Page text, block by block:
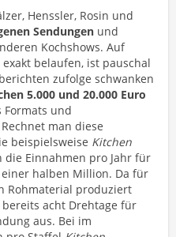
Henssler, Rosin und
Sendungen und
Kochshows. Auf
belaufen, ist pauschal
zufolge schwanken
5.000 und 20.000 Euro
Formats und
man diese
beispielsweise Kitchen
die Einnahmen pro Jahr für
halben Million. Da für
Rohmaterial produziert
acht Drehtage für
aus. Bei im